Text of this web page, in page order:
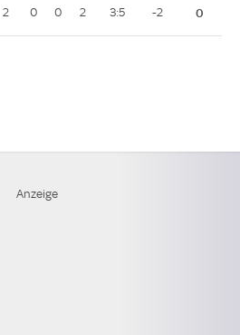
2 0 0 2 3:5 -2 0